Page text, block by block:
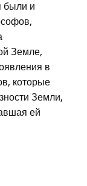
были и
Земле,
в
которые
Земли,
ей